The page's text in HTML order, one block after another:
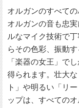
オルガンのすべて
オルガンの音も忠
ルなマイク技術で
らその色彩、振動
「楽器の女王」で
得られます。壮大
ト」や明るい「リ
ップは、すべての